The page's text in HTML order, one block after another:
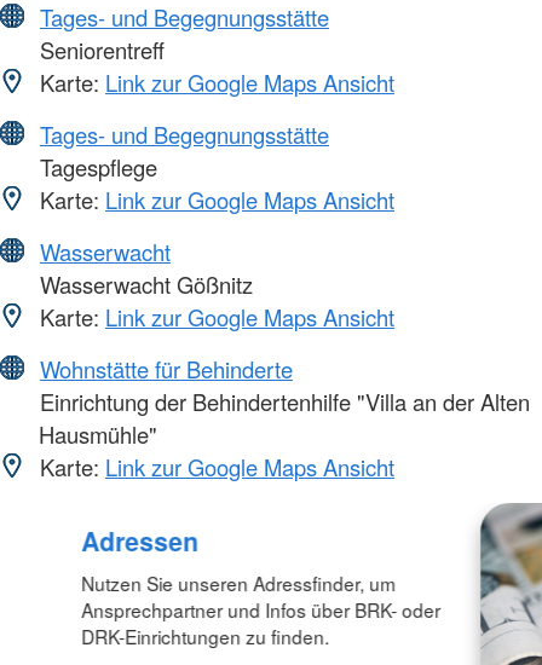
Tages- und Begegnungsstätte
Seniorentreff
Karte: Link zur Google Maps Ansicht
Tages- und Begegnungsstätte
Tagespflege
Karte: Link zur Google Maps Ansicht
Wasserwacht
Wasserwacht Gößnitz
Karte: Link zur Google Maps Ansicht
Wohnstätte für Behinderte
Einrichtung der Behindertenhilfe "Villa an der Alten
Hausmühle"
Karte: Link zur Google Maps Ansicht
Adressen
Nutzen Sie unseren Adressfinder, um
Ansprechpartner und Infos über BRK- oder
DRK-Einrichtungen zu finden.